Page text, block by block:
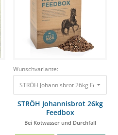
Wunschvariante:
STRÖH Johannisbrot 26kg
STRÖH Johannisbrot 26kg
Feedbox
Bei Kotwasser und Durchfall